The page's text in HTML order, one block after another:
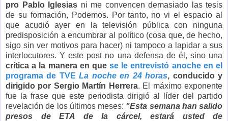
pro Pablo Iglesias ni me convencen demasiado las tesis
de su formación, Podemos. Por tanto, no vi el espacio al
que acudió ayer en la televisión pública con ninguna
predisposición a encumbrar al político (cosa que, de hecho,
sigo sin ver motivos para hacer) ni tampoco a lapidar a sus
interlocutores. Y este post no una defensa de él, sino una
crítica a la manera en quese le entrevistó anoche en el
programa de TVE La noche en 24 horas, conducido y
dirigido por Sergio Martín Herrera. El máximo exponente
fue la frase que este periodista dirigió al líder del partido
revelación de los últimos meses: "Esta semana han salido
presos de ETA de la cárcel, estará usted de